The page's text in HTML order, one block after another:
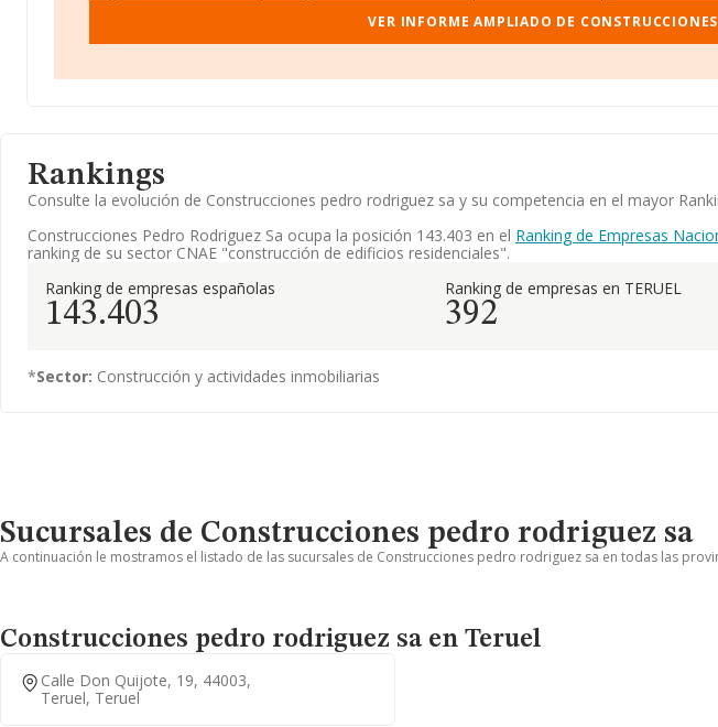
VER INFORME AMPLIADO DE
Rankings
Consulte la evolución de Construcciones pedro rodriguez sa y su competencia en el mayor
Construcciones Pedro Rodriguez Sa ocupa la posición 143.403 en el Ranking de Empresas
ranking de su sector CNAE "construcción de edificios residenciales".
Ranking de empresas españolas
143.403
Ranking de empresas en TERUEL
392
*Sector: Construcción y actividades inmobiliarias
Sucursales de Construcciones pedro rodriguez sa
A continuación le mostramos el listado de las sucursales de Construcciones pedro rodriguez sa en todas las
Construcciones pedro rodriguez sa en Teruel
Calle Don Quijote, 19, 44003,
Teruel, Teruel